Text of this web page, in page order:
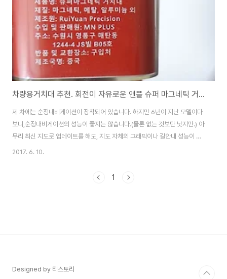
노트 정도까진 무난해 보입니다. 버튼을 누르면 ..
차량용거치대 추천. 회전이 자유로운 앤플 슈퍼 마그네틱 거치대.
제 차에는 순정내비게이션이 장착되어 있습니다. 하지만 6년이 지난 모델이다
보니,순정내비게이션의 성능이 좋지는 않습니다.(물론 없는 것보단 낫지만.) 아
무리 최신 지도로 업데이트를 해도, 지도 자체의 그래픽이나 길안내 성능이 떨
어진다고 느껴집니다. 그러다보니 자연스레 스마트폰의 내비게이션 어플을 사
2017. 6. 10.
1
Designed by 티스토리